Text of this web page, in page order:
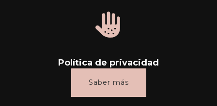
Política de privacidad
Saber más